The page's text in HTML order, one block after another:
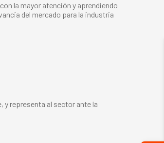
la mayor atención y aprendiendo
del mercado para la industria
y representa al sector ante la